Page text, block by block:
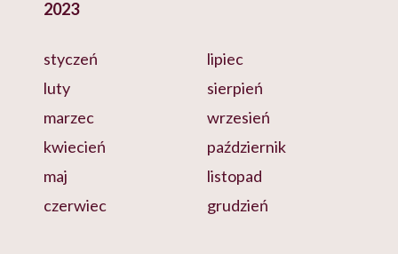
2023
styczeń
luty
marzec
kwiecień
maj
czerwiec
lipiec
sierpień
wrzesień
październik
listopad
grudzień